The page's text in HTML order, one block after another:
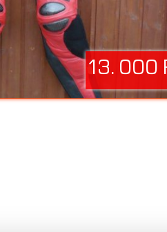
13. 000